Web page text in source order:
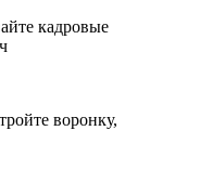
кадровые
воронку,